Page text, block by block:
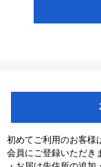
初めてご利用のお客様
会員にご登録いただき